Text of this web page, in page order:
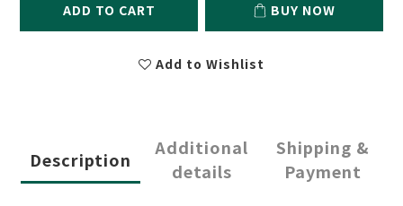
ADD TO CART BUY NOW
Add to Wishlist
Description
Additional
details
Shipping &
Payment